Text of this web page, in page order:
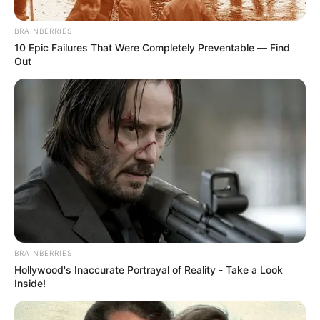
diferentes dependencias de la Alcaldía de Cartagena para
desarrollar las líneas de acción contempladas en elPES.
BRAINBERRIES
10 Epic Failures That Were Completely Preventable — Find
Out
BRAINBERRIES
Hollywood's Inaccurate Portrayal of Reality - Take a Look
Inside!